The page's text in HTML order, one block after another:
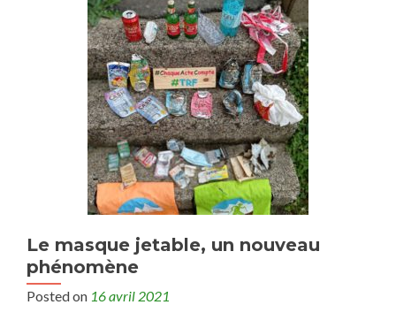
Le masque jetable, un nouveau
phénomène
Posted on 16 avril 2021